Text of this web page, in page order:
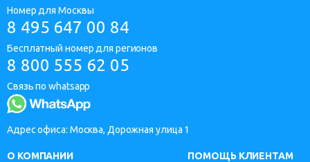
Номер для Москвы
8 495 647 00 84
Бесплатный номер для регионов
8 800 555 62 05
Связь по whatsapp
Адрес офиса: Москва, Дорожная улица 1
О КОМПАНИИ
ПОМОЩЬ КЛИЕНТАМ